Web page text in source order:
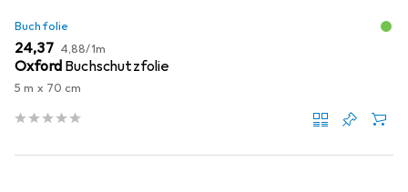
Buchfolie
EUR
24,37 EUR
4,88/1m
Oxford Buchschutzfolie
5 m x 70 cm